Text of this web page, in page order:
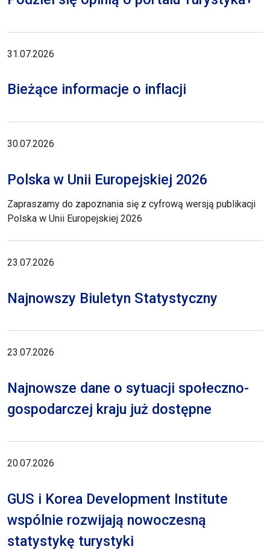
31.07.2026
Bieżące informacje o inflacji
30.07.2026
Polska w Unii Europejskiej 2026
Zapraszamy do zapoznania się z cyfrową wersją publikacji
Polska w Unii Europejskiej 2026
23.07.2026
Najnowszy Biuletyn Statystyczny
23.07.2026
Najnowsze dane o sytuacji społeczno-
gospodarczej kraju już dostępne
20.07.2026
GUS i Korea Development Institute
wspólnie rozwijają nowoczesną
statystykę turystyki